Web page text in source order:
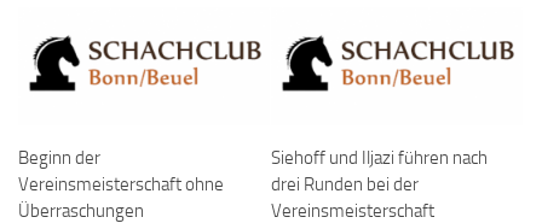
Beginn der
Vereinsmeisterschaft ohne
Überraschungen
Siehoff und Iljazi führen nach
drei Runden bei der
Vereinsmeisterschaft